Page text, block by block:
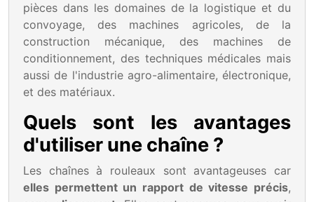
pièces dans les domaines de la logistique et du
convoyage, des machines agricoles, de la
construction mécanique, des machines de
conditionnement, des techniques médicales mais
aussi de l'industrie agro-alimentaire, électronique,
et des matériaux.
Quels sont les avantages
d'utiliser une chaîne ?
Les chaînes à rouleaux sont avantageuses car
elles permettent un rapport de vitesse précis,